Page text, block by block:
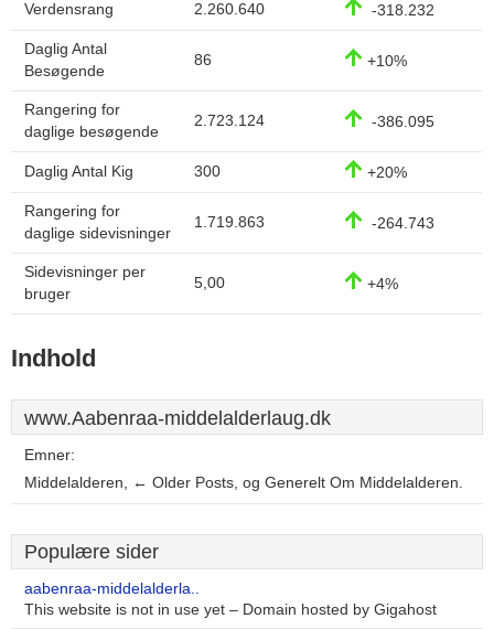
Verdensrang 2.260.640 -318.232
Daglig Antal
Besøgende
86 +10%
Rangering for
daglige besøgende
2.723.124 -386.095
Daglig Antal Kig 300 +20%
Rangering for
daglige sidevisninger
1.719.863 -264.743
Sidevisninger per
bruger
5,00 +4%
Indhold
www.Aabenraa-middelalderlaug.dk
Emner:
Middelalderen, ← Older Posts, og Generelt Om Middelalderen.
Populære sider
aabenraa-middelalderla..
This website is not in use yet – Domain hosted by Gigahost